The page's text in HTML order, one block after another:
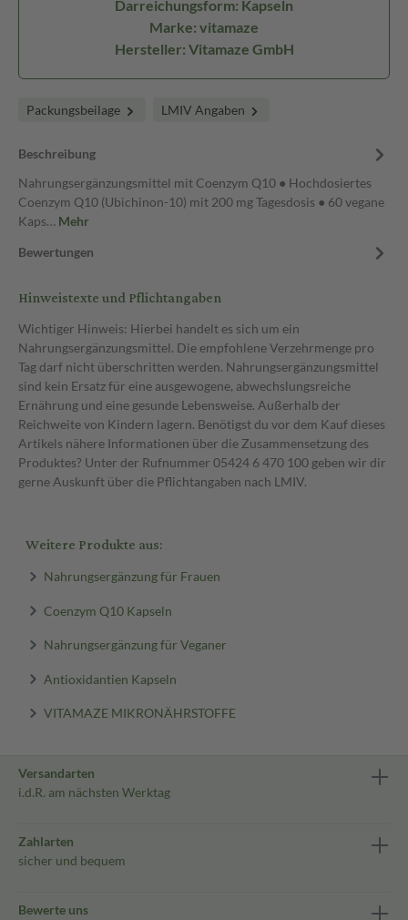
Darreichungsform: Kapseln
Marke: vitamaze
Hersteller: Vitamaze GmbH
Packungsbeilage LMIV Angaben
Beschreibung
Nahrungsergänzungsmittel mit Coenzym Q10 ● Hochdosiertes
Coenzym Q10 (Ubichinon-10) mit 200 mg Tagesdosis ● 60 vegane
Kaps… Mehr
Bewertungen
Hinweistexte und Pflichtangaben
Wichtiger Hinweis: Hierbei handelt es sich um ein
Nahrungsergänzungsmittel. Die empfohlene Verzehrmenge pro
Tag darf nicht überschritten werden. Nahrungsergänzungsmittel
sind kein Ersatz für eine ausgewogene, abwechslungsreiche
Ernährung und eine gesunde Lebensweise. Außerhalb der
Reichweite von Kindern lagern. Benötigst du vor dem Kauf dieses
Artikels nähere Informationen über die Zusammensetzung des
Produktes? Unter der Rufnummer 05424 6 470 100 geben wir dir
gerne Auskunft über die Pflichtangaben nach LMIV.
Weitere Produkte aus:
Nahrungsergänzung für Frauen
Coenzym Q10 Kapseln
Nahrungsergänzung für Veganer
Antioxidantien Kapseln
VITAMAZE MIKRONÄHRSTOFFE
Versandarten
i.d.R. am nächsten Werktag
Zahlarten
sicher und bequem
Bewerte uns